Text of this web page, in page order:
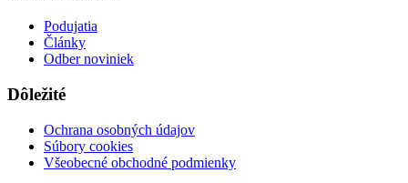
Podujatia
Články
Odber noviniek
Dôležité
Ochrana osobných údajov
Súbory cookies
Všeobecné obchodné podmienky